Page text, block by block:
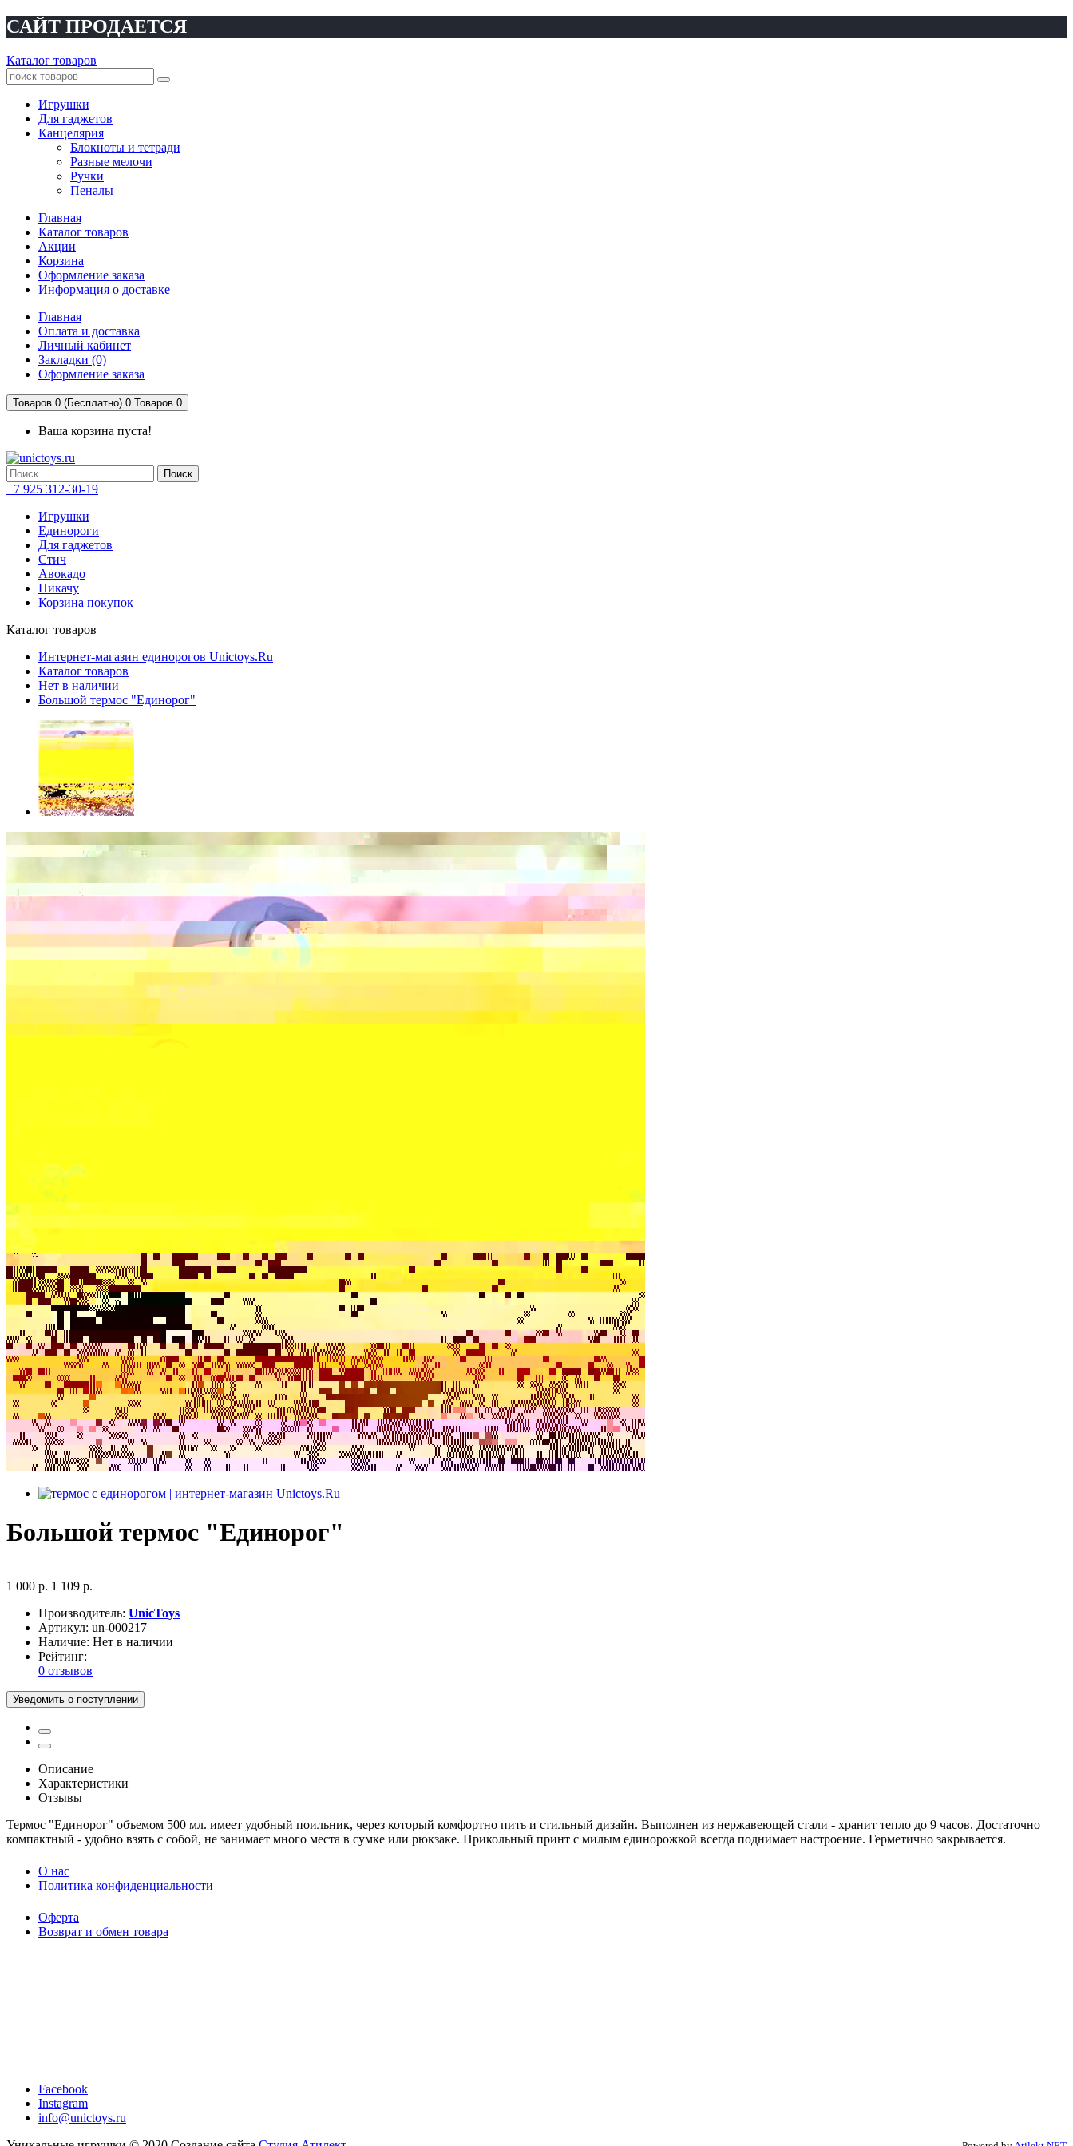
САЙТ ПРОДАЕТСЯ
Каталог товаров
Игрушки
Для гаджетов
Канцелярия
Блокноты и тетради
Разные мелочи
Ручки
Пеналы
Главная
Каталог товаров
Акции
Корзина
Оформление заказа
Информация о доставке
Главная
Оплата и доставка
Личный кабинет
Закладки (0)
Оформление заказа
Товаров 0 (Бесплатно) 0 Товаров 0
Ваша корзина пуста!
Поиск
+7 925 312-30-19
Игрушки
Единороги
Для гаджетов
Стич
Авокадо
Пикачу
Корзина покупок
Каталог товаров
Интернет-магазин единорогов Unictoys.Ru
Каталог товаров
Нет в наличии
Большой термос "Единорог"
Большой термос "Единорог"
1 000 р. 1 109 р.
Производитель: UnicToys
Артикул: un-000217
Наличие: Нет в наличии
Рейтинг:
0 отзывов
Уведомить о поступлении
Описание
Характеристики
Отзывы
Термос "Единорог" объемом 500 мл. имеет удобный поильник, через который комфортно пить и стильный дизайн. Выполнен из нержавеющей стали - хранит тепло до 9 часов. Достаточно
компактный - удобно взять с собой, не занимает много места в сумке или рюкзаке. Прикольный принт с милым единорожкой всегда поднимает настроение. Герметично закрывается.
O нас
Политика конфиденциальности
Оферта
Возврат и обмен товара
Facebook
Instagram
info@unictoys.ru